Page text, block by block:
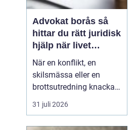
Advokat borås så
hittar du rätt juridisk
hjälp när livet
krånglar
När en konflikt, en
skilsmässa eller en
brottsutredning knackar
på dörren förändras
vardagen snabbt.
31 juli 2026